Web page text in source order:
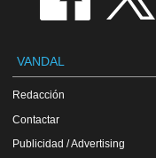
VANDAL
Redacción
Contactar
Publicidad / Advertising